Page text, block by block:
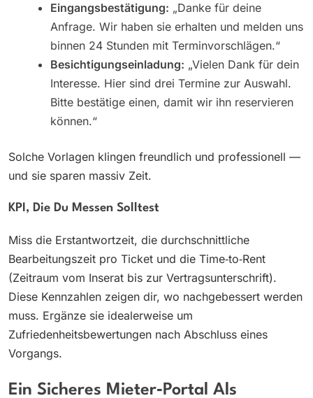
Eingangsbestätigung: „Danke für deine
Anfrage. Wir haben sie erhalten und melden uns
binnen 24 Stunden mit Terminvorschlägen.“
Besichtigungseinladung: „Vielen Dank für dein
Interesse. Hier sind drei Termine zur Auswahl.
Bitte bestätige einen, damit wir ihn reservieren
können.“
Solche Vorlagen klingen freundlich und professionell —
und sie sparen massiv Zeit.
KPI, Die Du Messen Solltest
Miss die Erstantwortzeit, die durchschnittliche
Bearbeitungszeit pro Ticket und die Time‑to‑Rent
(Zeitraum vom Inserat bis zur Vertragsunterschrift).
Diese Kennzahlen zeigen dir, wo nachgebessert werden
muss. Ergänze sie idealerweise um
Zufriedenheitsbewertungen nach Abschluss eines
Vorgangs.
Ein Sicheres Mieter‑Portal Als